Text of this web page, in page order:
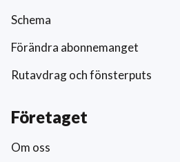
Schema
Förändra abonnemanget
Rutavdrag och fönsterputs
Företaget
Om oss